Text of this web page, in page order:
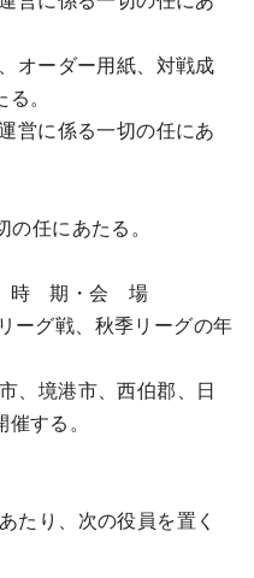
オーダー用紙、対戦成
。
営に係る一切の任にあ
任にあたる。
期・会 場
グ戦、秋季リーグの年
境港市、西伯郡、日
する。
り、次の役員を置く